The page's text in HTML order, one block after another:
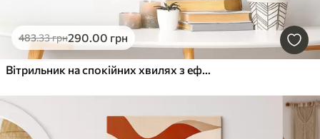
483.33грн290.00 грн
Вітрильник на спокійних хвилях з ефектом рельєфу